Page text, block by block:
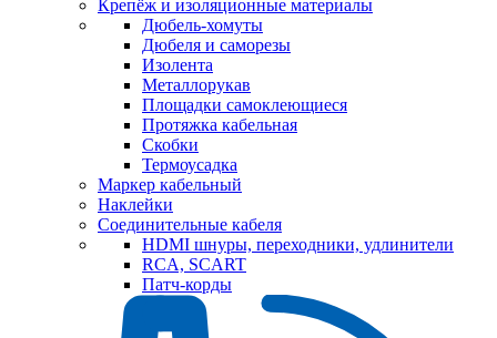
Крепёж и изоляционные материалы
Дюбель-хомуты
Дюбеля и саморезы
Изолента
Металлорукав
Площадки самоклеющиеся
Протяжка кабельная
Скобки
Термоусадка
Маркер кабельный
Наклейки
Соединительные кабеля
HDMI шнуры, переходники, удлинители
RCA, SCART
Патч-корды